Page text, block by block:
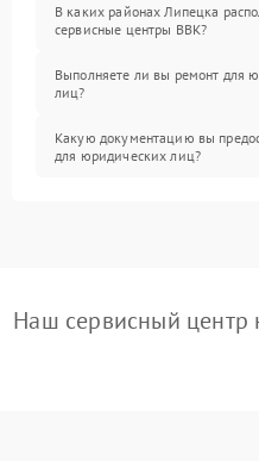
В каких районах Липецка
сервисные центры BBK?
Выполняете ли вы ремонт для
лиц?
Какую документацию вы
для юридических лиц?
Наш сервисный центр